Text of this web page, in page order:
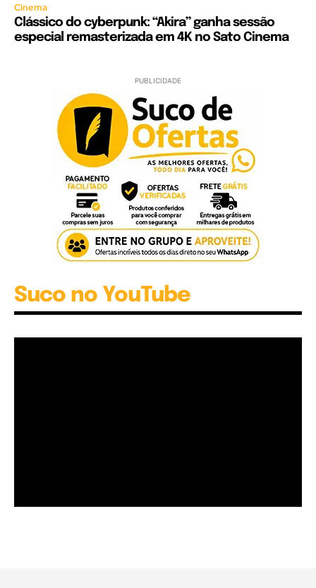
Cinema
Clássico do cyberpunk: “Akira” ganha sessão
especial remasterizada em 4K no Sato Cinema
PUBLICIDADE
Suco no YouTube